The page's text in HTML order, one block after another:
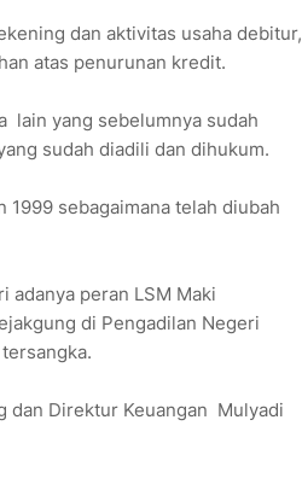
dan aktivitas usaha debitur,
atas penurunan kredit.
lain yang sebelumnya sudah
sudah diadili dan dihukum.
1999 sebagaimana telah diubah
peran LSM Maki
di Pengadilan Negeri
dan Direktur Keuangan Mulyadi